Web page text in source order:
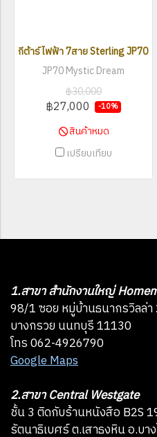
กีต้าร์ไฟฟ้า 7สาย Sterling JP70
JP70 Mystic Dream
฿30,000
฿27,000 -10%
สินค้าหมด
เปรียบเทียบ
1.สาขา สำนักงานใหญ่
98/1 ซอย หมู่บ้านธนากรวิลล่า
บางกรวย นนทบุรี 11130
โทร 062-4926790
Google Maps
2.สาขา Central Westgate
ชั้น 3 ติดกับร้านหนังสือ B2S
รัตนาธิเบศร์ ต.เสาธงหิน อ.บ